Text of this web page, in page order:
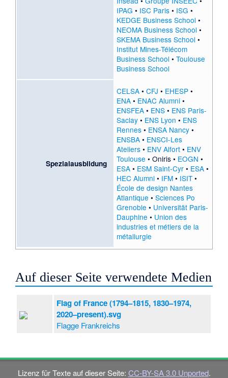
IPAG • ISC Paris• ISG •
KEDGE Business School •
NEOMA Business School •
SKEMA Business School •
Institut Mines-Télécom
Business School • Toulouse
Business School
Spezialausbildung
CELSA• CFJ • EHESP•
ENA• ENAC Alumni•
ENSFEA• ENS• ENS Paris-
Saclay• ENS Lyon • ENS
Rennes• ENSA Nancy•
ENSBA• ENSCI-Les
Ateliers• ENV Alfort• ENV
Toulouse • Oniris• EOGN •
ESA• ESM Saint-Cyr• ESA•
HEC Alumni• IFM• ISIT•
École de design Nantes
Atlantique • Sciences Po
Grenoble • Universität Paris-
Dauphine • Union des
industries et métiers de la
métallurgie
Auf dieser Seite verwendete Medien
Flag of France (1794–1815, 1830–1974,
2020–present).svg
Flagge Frankreichs
Lizenz für Texte auf dieser Seite: CC-BY-SA 3.0 Unported.